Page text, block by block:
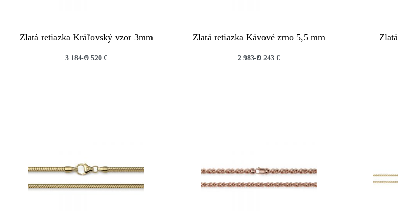
Zlatá retiazka Kráľovský vzor 3mm
3 184€9 520 €
Zlatá retiazka Kávové zrno 5,5 mm
2 983€9 243 €